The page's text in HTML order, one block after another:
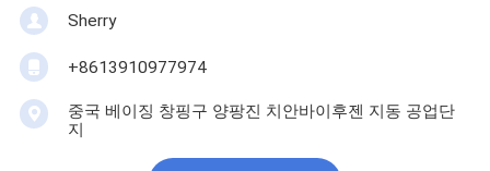
Sherry
+8613910977974
중국 베이징 창핑구 양팡진 치안바이후젠 지동 공업단
지